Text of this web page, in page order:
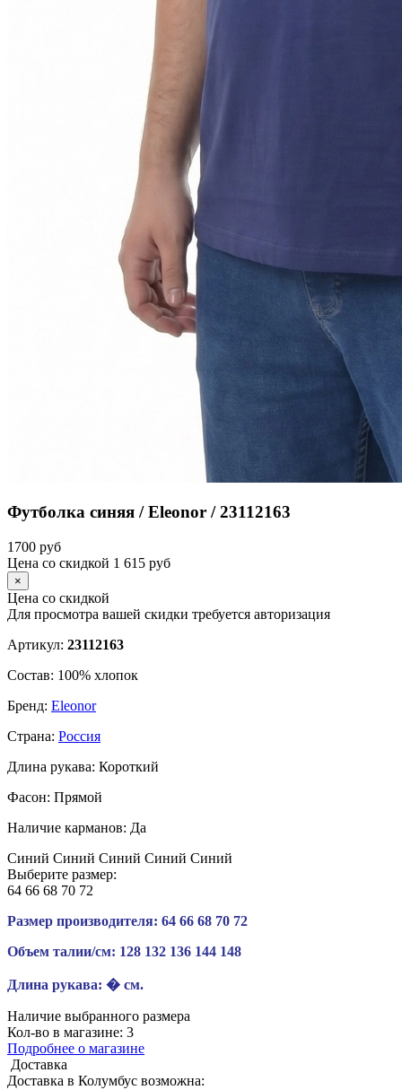
Футболка синяя / Eleonor / 23112163
1700 руб
Цена со скидкой 1 615 руб
×
Цена со скидкой
Для просмотра вашей скидки требуется авторизация
Артикул: 23112163
Состав: 100% хлопок
Бренд: Eleonor
Страна: Россия
Длина рукава: Короткий
Фасон: Прямой
Наличие карманов: Да
Синий Синий Синий Синий Синий
Выберите размер:
64 66 68 70 72
Размер производителя: 64 66 68 70 72
Объем талии/см: 128 132 136 144 148
Длина рукава: � см.
Наличие выбранного размера
Кол-во в магазине: 3
Подробнее о магазине
Доставка
Доставка в Колумбус возможна: